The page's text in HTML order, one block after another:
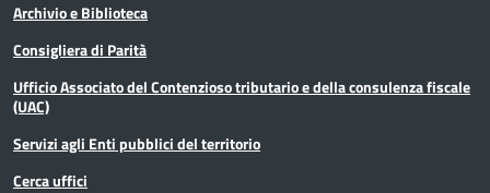
Archivio e Biblioteca
Consigliera di Parità
Ufficio Associato del Contenzioso tributario e della consulenza fiscale
(UAC)
Servizi agli Enti pubblici del territorio
Cerca uffici